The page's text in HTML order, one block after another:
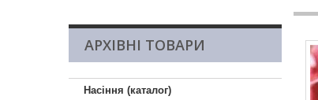
АРХІВНІ ТОВАРИ
Насіння (каталог)